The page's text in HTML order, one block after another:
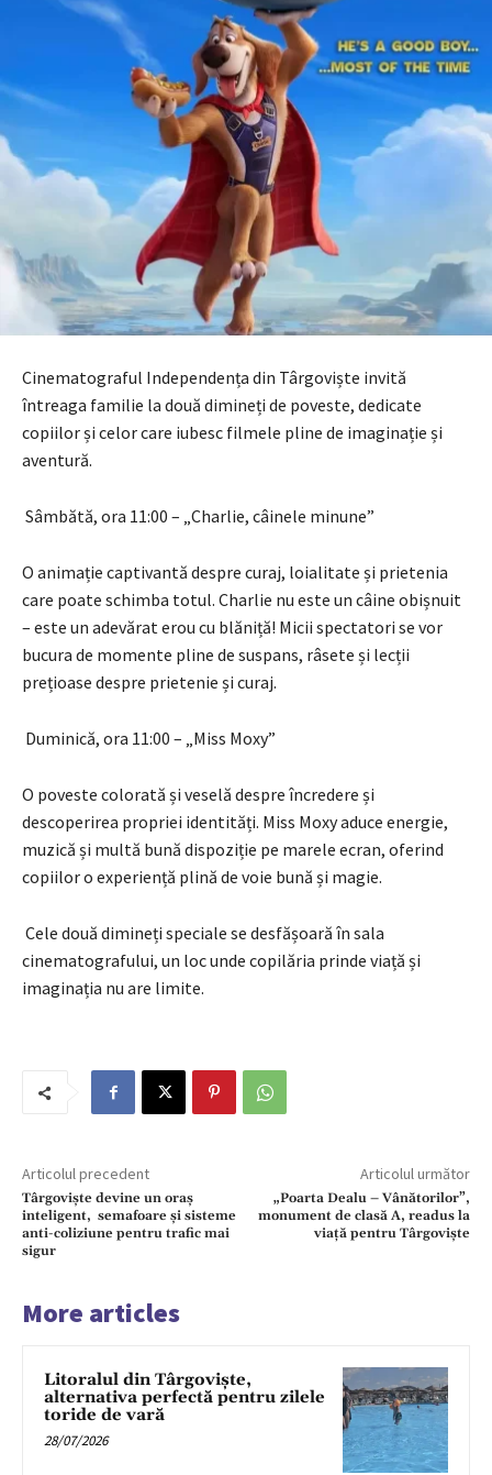
Cinematograful Independența din Târgoviște invită
întreaga familie la două dimineți de poveste, dedicate
copiilor și celor care iubesc filmele pline de imaginație și
aventură.
Sâmbătă, ora 11:00 – „Charlie, câinele minune”
O animație captivantă despre curaj, loialitate și prietenia
care poate schimba totul. Charlie nu este un câine obișnuit
– este un adevărat erou cu blăniță! Micii spectatori se vor
bucura de momente pline de suspans, râsete și lecții
prețioase despre prietenie și curaj.
Duminică, ora 11:00 – „Miss Moxy”
O poveste colorată și veselă despre încredere și
descoperirea propriei identități. Miss Moxy aduce energie,
muzică și multă bună dispoziție pe marele ecran, oferind
copiilor o experiență plină de voie bună și magie.
Cele două dimineți speciale se desfășoară în sala
cinematografului, un loc unde copilăria prinde viață și
imaginația nu are limite.
Articolul precedent
Târgoviște devine un oraș
inteligent, semafoare și sisteme
anti-coliziune pentru trafic mai
sigur
Articolul următor
„Poarta Dealu – Vânătorilor”,
monument de clasă A, readus la
viață pentru Târgoviște
More articles
Litoralul din Târgoviște,
alternativa perfectă pentru zilele
toride de vară
28/07/2026